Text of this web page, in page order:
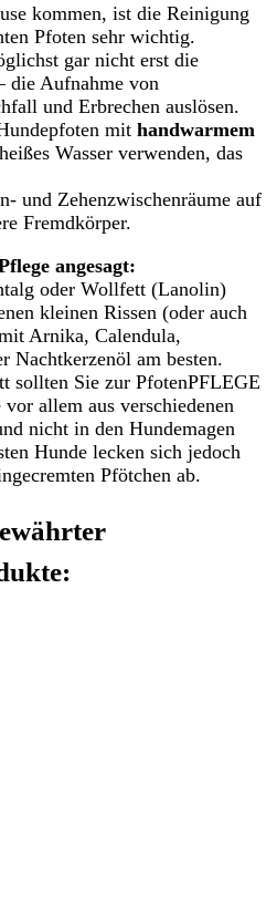
kommen, ist die Reinigung
Pfoten sehr wichtig.
gar nicht erst die
die Aufnahme von
und Erbrechen auslösen.
mit handwarmem
Wasser verwenden, das
und Zehenzwischenräume auf
Fremdkörper.
angesagt:
oder Wollfett (Lanolin)
kleinen Rissen (oder auch
Arnika, Calendula,
Nachtkerzenöl am besten.
sollten Sie zur PfotenPFLEGE
allem aus verschiedenen
nicht in den Hundemagen
Hunde lecken sich jedoch
Pfötchen ab.